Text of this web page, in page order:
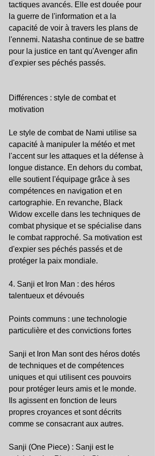
tactiques avancés. Elle est douée pour
la guerre de l'information et a la
capacité de voir à travers les plans de
l'ennemi. Natasha continue de se battre
pour la justice en tant qu'Avenger afin
d'expier ses péchés passés.
Différences : style de combat et
motivation
Le style de combat de Nami utilise sa
capacité à manipuler la météo et met
l'accent sur les attaques et la défense à
longue distance. En dehors du combat,
elle soutient l'équipage grâce à ses
compétences en navigation et en
cartographie. En revanche, Black
Widow excelle dans les techniques de
combat physique et se spécialise dans
le combat rapproché. Sa motivation est
d'expier ses péchés passés et de
protéger la paix mondiale.
4. Sanji et Iron Man : des héros
talentueux et dévoués
Points communs : une technologie
particulière et des convictions fortes
Sanji et Iron Man sont des héros dotés
de techniques et de compétences
uniques et qui utilisent ces pouvoirs
pour protéger leurs amis et le monde.
Ils agissent en fonction de leurs
propres croyances et sont décrits
comme se consacrant aux autres.
Sanji (One Piece) : Sanji est le